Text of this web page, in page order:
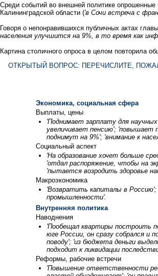
Среди событий во внешней политике
Калининградской области ('в Сочи встреча с
Говоря о непонравившихся публичных актах
населения улучшится на 9%, в то время как
Картина столичного опроса в целом повторила
ОТКРЫТЫЙ ВОПРОС: ПЕРЕЧИСЛИТЕ,
Экономика, социальная сфера
Выплаты, цены
'Поднимает зарплату для
увеличивает пенсию'; 'повышает
поднимут на 9%'; 'внимание к
Социальный аспект
'На образование хочет больше
'отдал распоряжение, чтобы на
'пытается возродить здоровье
Макроэкономика
'Возвратить капиталы в Россию';
промышленности'.
Внутренняя политика
Наводнения
'Пообещал квартиры построить
юге России, он сразу собрался и
поводу'; 'из бюджета деньги
подходит к ликвидации
Реформы, рабочие встречи
'Повышение ответственности